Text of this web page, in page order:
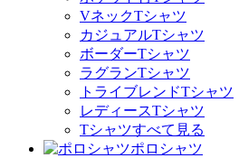
VネックTシャツ
カジュアルTシャツ
ボーダーTシャツ
ラグランTシャツ
トライブレンドTシャツ
レディースTシャツ
Tシャツすべて見る
ポロシャツ